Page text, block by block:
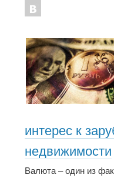
интерес к
недвижимости
Валюта – один из